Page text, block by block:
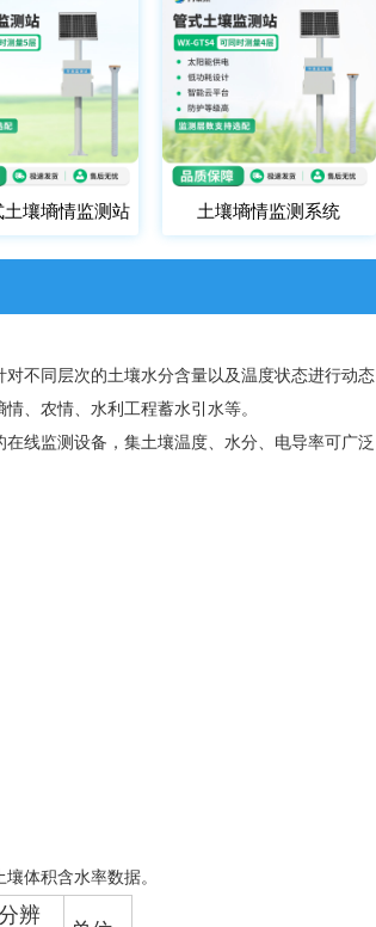
土壤墒情监测站 土壤墒情监测系统
不同层次的土壤水分含量以及温度状态进行动态
、农情、水利工程蓄水引水等。
线监测设备，集土壤温度、水分、电导率可广泛
体积含水率数据。
辨